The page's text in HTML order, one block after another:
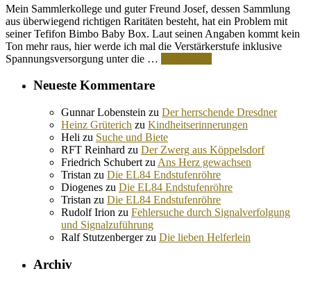
Mein Sammlerkollege und guter Freund Josef, dessen Sammlung
aus überwiegend richtigen Raritäten besteht, hat ein Problem mit
seiner Tefifon Bimbo Baby Box. Laut seinen Angaben kommt kein
Ton mehr raus, hier werde ich mal die Verstärkerstufe inklusive
Spannungsversorgung unter die …
Neueste Kommentare
Gunnar Lobenstein zu Der herrschende Dresdner
Heinz Grüterich zu Kindheitserinnerungen
Heli zu Suche und Biete
RFT Reinhard zu Der Zwerg aus Köppelsdorf
Friedrich Schubert zu Ans Herz gewachsen
Tristan zu Die EL84 Endstufenröhre
Diogenes zu Die EL84 Endstufenröhre
Tristan zu Die EL84 Endstufenröhre
Rudolf Irion zu Fehlersuche durch Signalverfolgung
und Signalzuführung
Ralf Stutzenbergerzu Die lieben Helferlein
Archiv